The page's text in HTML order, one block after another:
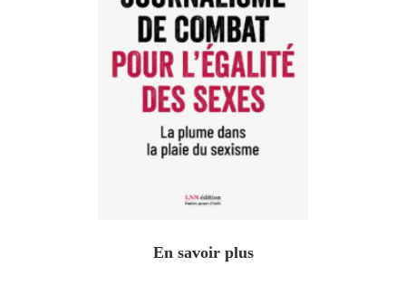
En savoir plus